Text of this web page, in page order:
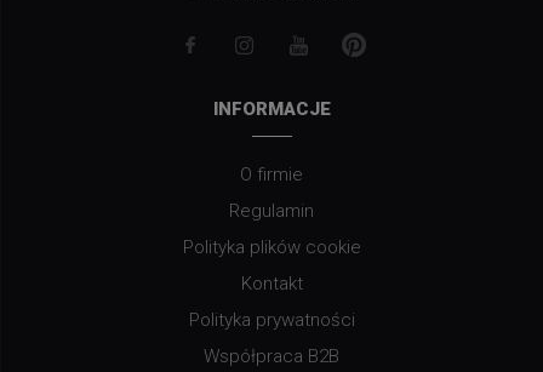
INFORMACJE
O firmie
Regulamin
Polityka plików cookie
Kontakt
Polityka prywatności
Współpraca B2B